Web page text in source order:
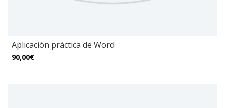
Aplicación práctica de Word
90,00€